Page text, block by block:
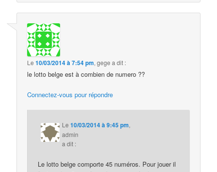
Le10/03/2014 à 7:54 pm,gege a dit :
le lotto belge est à combien de numero ??
Connectez-vous pour répondre
Le10/03/2014 à 9:45 pm,
admin
a dit :
Le lotto belge comporte 45 numéros. Pour jouer il